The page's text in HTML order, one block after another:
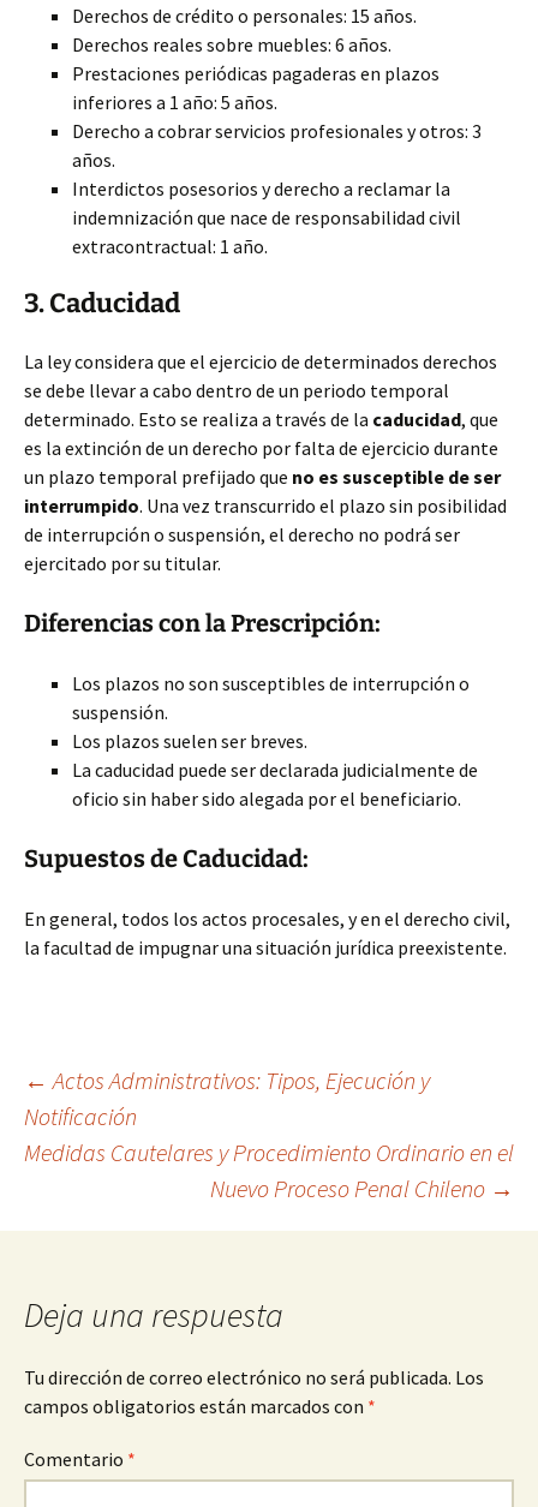
Derechos de crédito o personales: 15 años.
Derechos reales sobre muebles: 6 años.
Prestaciones periódicas pagaderas en plazos
inferiores a 1 año: 5 años.
Derecho a cobrar servicios profesionales y otros: 3
años.
Interdictos posesorios y derecho a reclamar la
indemnización que nace de responsabilidad civil
extracontractual: 1 año.
3. Caducidad
La ley considera que el ejercicio de determinados derechos
se debe llevar a cabo dentro de un periodo temporal
determinado. Esto se realiza a través de la caducidad, que
es la extinción de un derecho por falta de ejercicio durante
un plazo temporal prefijado que no es susceptible de ser
interrumpido. Una vez transcurrido el plazo sin posibilidad
de interrupción o suspensión, el derecho no podrá ser
ejercitado por su titular.
Diferencias con la Prescripción:
Los plazos no son susceptibles de interrupción o
suspensión.
Los plazos suelen ser breves.
La caducidad puede ser declarada judicialmente de
oficio sin haber sido alegada por el beneficiario.
Supuestos de Caducidad:
En general, todos los actos procesales, y en el derecho civil,
la facultad de impugnar una situación jurídica preexistente.
Navegación
de
entradas
← Actos Administrativos: Tipos, Ejecución y
Notificación
Medidas Cautelares y Procedimiento Ordinario en el
Nuevo Proceso Penal Chileno →
Deja una respuesta
Tu dirección de correo electrónico no será publicada. Los
campos obligatorios están marcados con *
Comentario *